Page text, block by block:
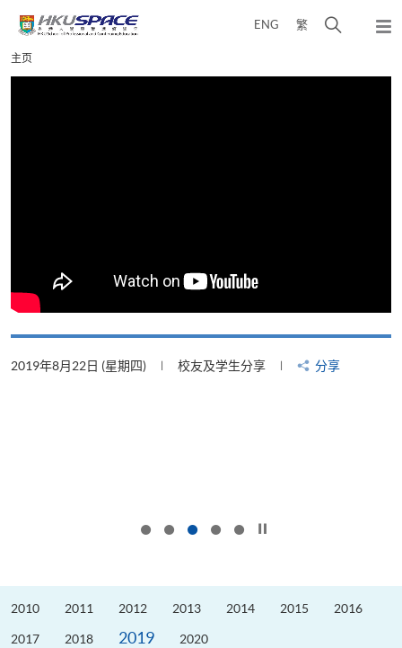
content
ENG 繁
弹
Main
content
主页
2019年8月22日 (星期四) 校友及学生分享 分享
2010 2011 2012 2013 2014 2015 2016
2017 2018 2019 2020